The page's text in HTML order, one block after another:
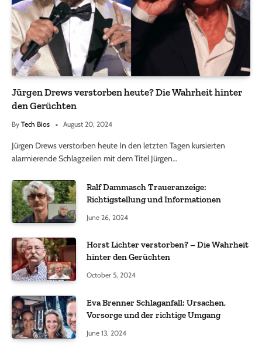
Jürgen Drews verstorben heute? Die Wahrheit hinter
den Gerüchten
By Tech Bios August 20, 2024
Jürgen Drews verstorben heute In den letzten Tagen kursierten
alarmierende Schlagzeilen mit dem Titel Jürgen…
Ralf Dammasch Traueranzeige:
Richtigstellung und Informationen
June 26, 2024
Horst Lichter verstorben? – Die Wahrheit
hinter den Gerüchten
October 5, 2024
Eva Brenner Schlaganfall: Ursachen,
Vorsorge und der richtige Umgang
June 13, 2024